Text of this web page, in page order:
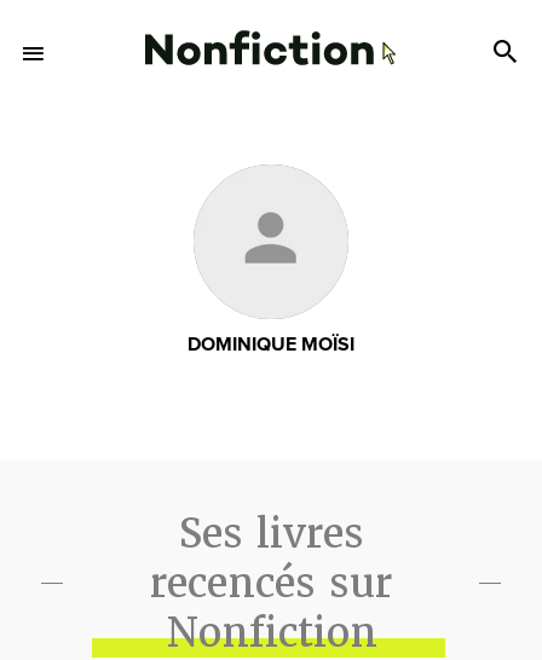
DOMINIQUE MOÏSI
Ses livres
recencés sur
Nonfiction